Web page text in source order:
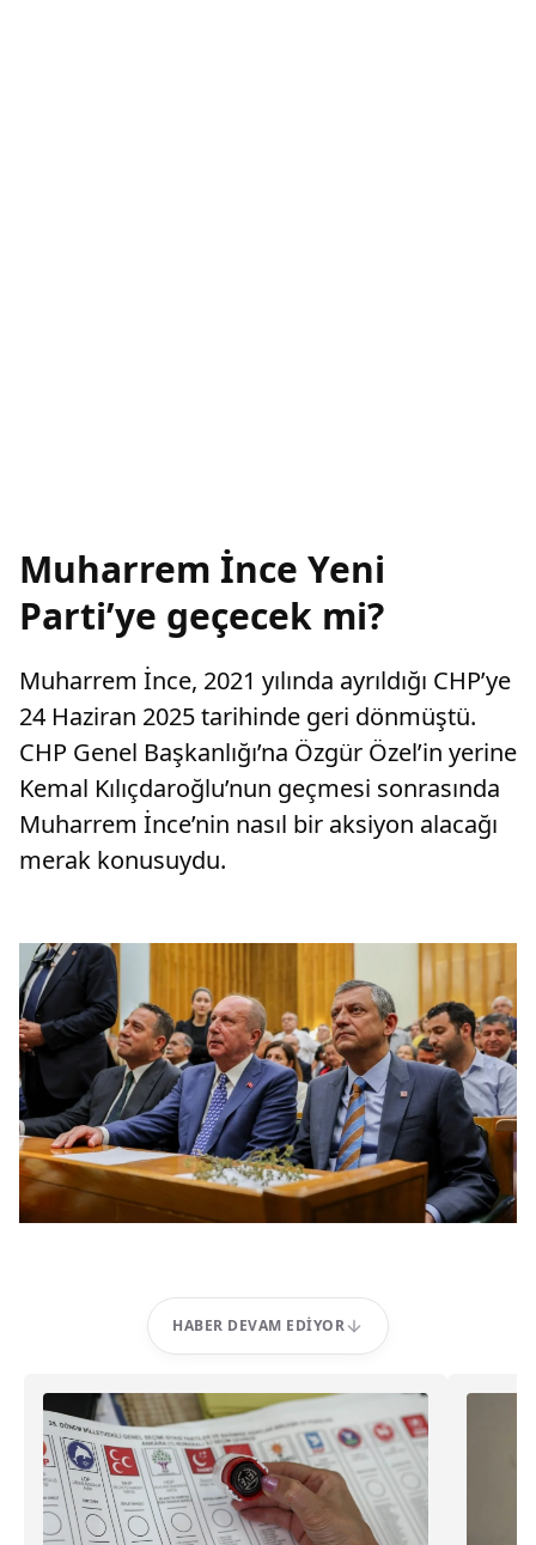
Muharrem İnce Yeni
Parti’ye geçecek mi?
Muharrem İnce, 2021 yılında ayrıldığı CHP’ye
24 Haziran 2025 tarihinde geri dönmüştü.
CHP Genel Başkanlığı’na Özgür Özel’in yerine
Kemal Kılıçdaroğlu’nun geçmesi sonrasında
Muharrem İnce’nin nasıl bir aksiyon alacağı
merak konusuydu.
HABER DEVAM EDIYOR